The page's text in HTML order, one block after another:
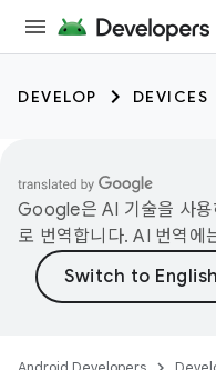
DEVELOP DEVICES
Google은 AI 기술을 사용
로 번역합니다. AI 번역에